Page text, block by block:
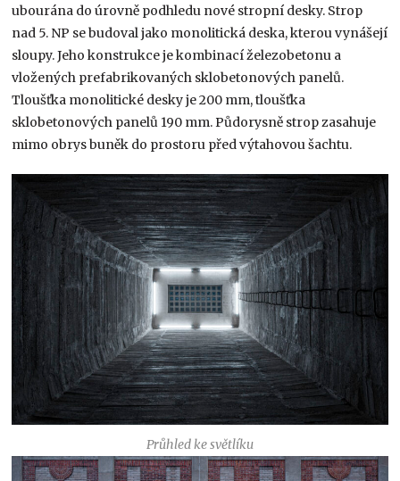
ubourána do úrovně podhledu nové stropní desky. Strop
nad 5. NP se budoval jako monolitická deska, kterou vynášejí
sloupy. Jeho konstrukce je kombinací železobetonu a
vložených prefabrikovaných sklobetonových panelů.
Tloušťka monolitické desky je 200 mm, tloušťka
sklobetonových panelů 190 mm. Půdorysně strop zasahuje
mimo obrys buněk do prostoru před výtahovou šachtu.
Průhled ke světlíku